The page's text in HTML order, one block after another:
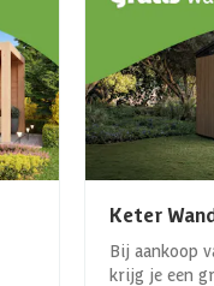
Keter
Bij aankoop
krijg je een